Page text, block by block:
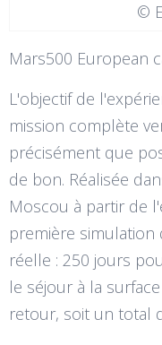
©
Mars500 European
L'objectif de
mission complète
précisément que
de bon. Réalisée
Moscou à partir de
première
réelle : 250 jours
le séjour à la
retour, soit un total